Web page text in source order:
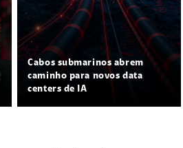
Cabos submarinos abrem
caminho para novos data
centers de IA